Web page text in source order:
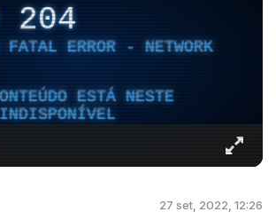
204
ERROR - NETWORK
ESTÁ NESTE
INDISPONÍVEL
27 set, 2022, 12:26